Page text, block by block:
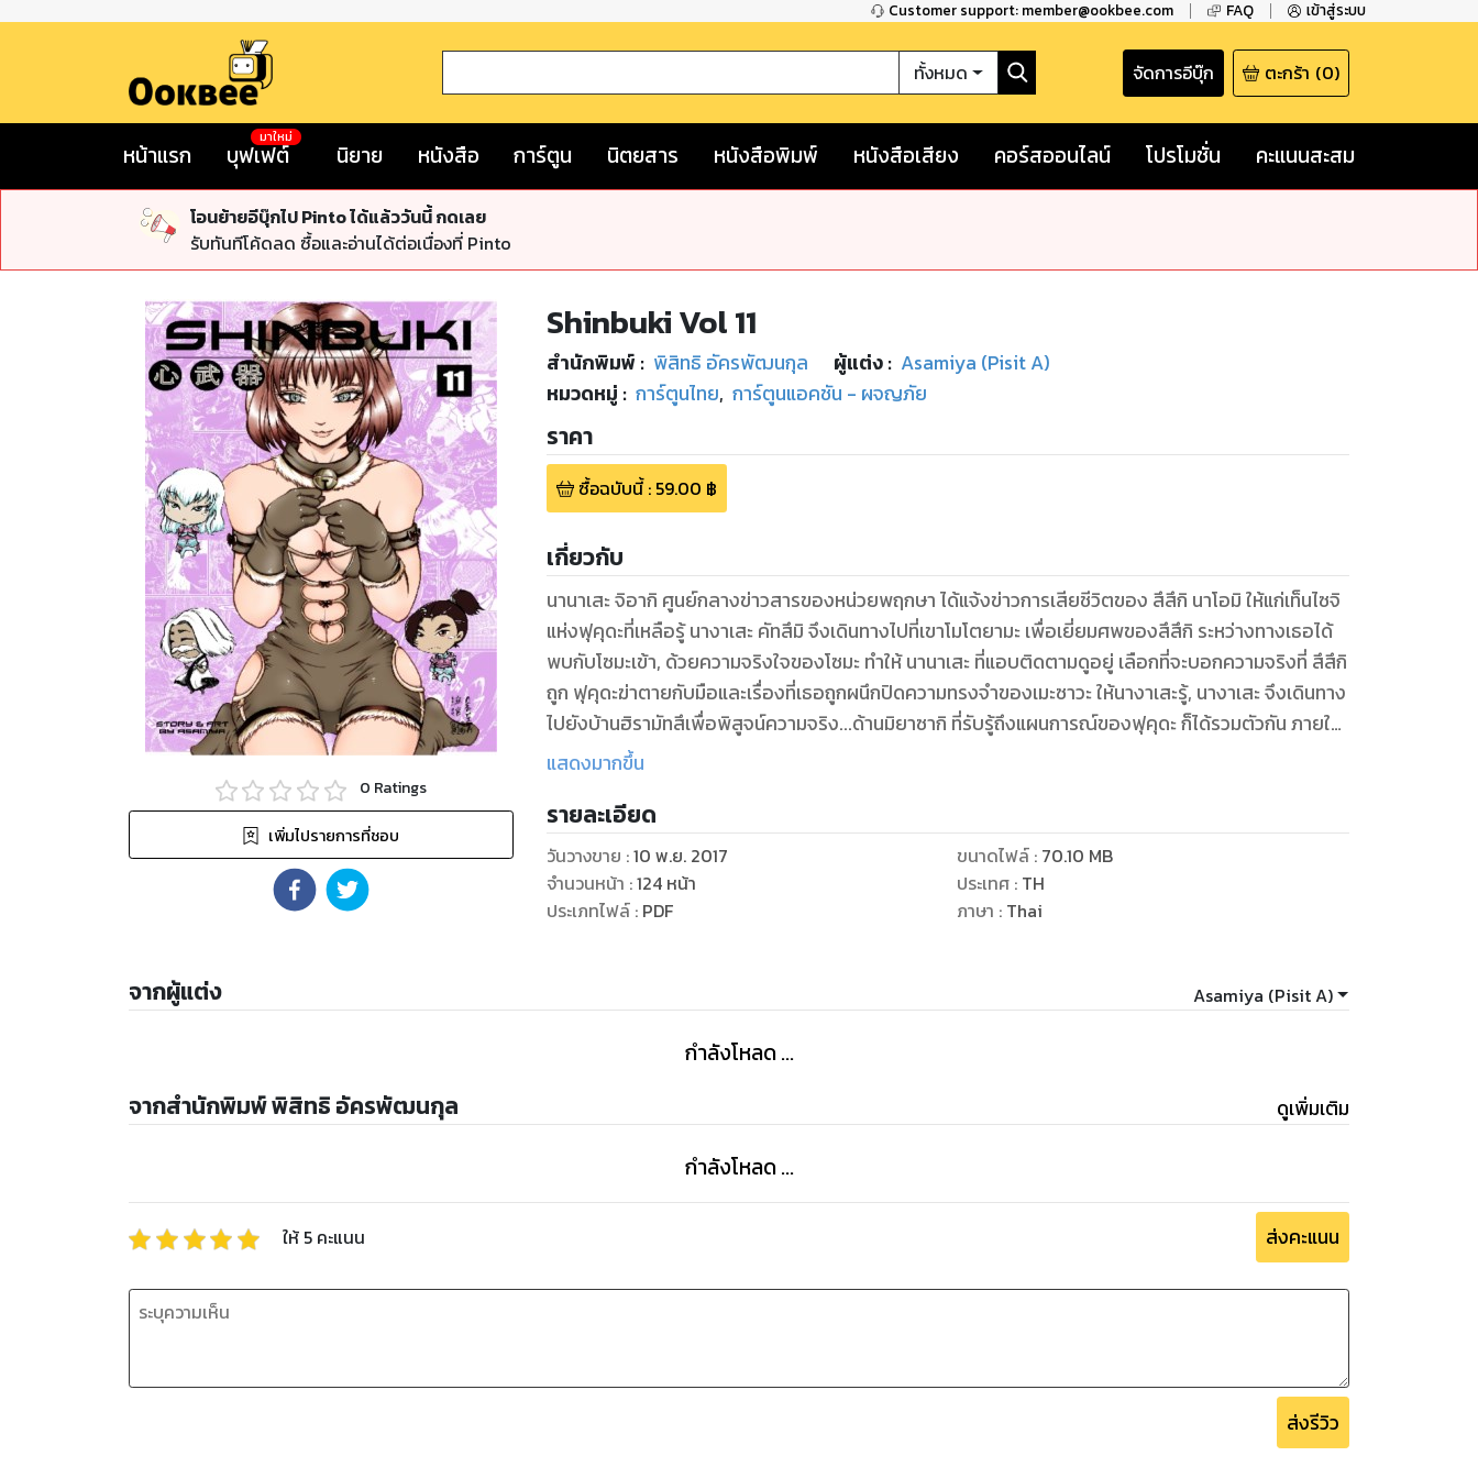
Customer support: member@ookbee.com FAQ เข้าสู่ระบบ
ทั้งหมด จัดการอีบุ๊ก ตะกร้า (0)
หน้าแรก บุฟเฟต์
มาใหม่
นิยาย หนังสือ การ์ตูน นิตยสาร หนังสือพิมพ์ หนังสือเสียง คอร์สออนไลน์ โปรโมชั่น คะแนนสะสม
โอนย้ายอีบุ๊กไป Pinto ได้แล้ววันนี้ กดเลย
รับทันทีโค้ดลด ซื้อและอ่านได้ต่อเนื่องที่ Pinto
0 Ratings
เพิ่มไปรายการที่ชอบ
Shinbuki Vol 11
สำนักพิมพ์ : พิสิทธิ อัครพัฒนกุล ผู้แต่ง : Asamiya (Pisit A)
หมวดหมู่ : การ์ตูนไทย, การ์ตูนแอคชัน - ผจญภัย
ราคา
ซื้อฉบับนี้: 59.00 ฿
เกี่ยวกับ
นานาเสะ จิอากิ ศูนย์กลางข่าวสารของหน่วยพฤกษา ได้แจ้งข่าวการเสียชีวิตของ สึสึกิ นาโอมิ ให้แก่เท็นไซจิ
แห่งฟุคุดะที่เหลือรู้ นางาเสะ คัทสึมิ จึงเดินทางไปที่เขาโมโตยามะ เพื่อเยี่ยมศพของสึสึกิ ระหว่างทางเธอได้
พบกับโซมะเข้า, ด้วยความจริงใจของโซมะ ทำให้ นานาเสะ ที่แอบติดตามดูอยู่ เลือกที่จะบอกความจริงที่ สึสึกิ
ถูก ฟุคุดะฆ่าตายกับมือและเรื่องที่เธอถูกผนึกปิดความทรงจำของเมะซาวะ ให้นางาเสะรู้, นางาเสะ จึงเดินทาง
ไปยังบ้านฮิรามัทสึเพื่อพิสูจน์ความจริง...ด้านมิยาซากิ ที่รับรู้ถึงแผนการณ์ของฟุคุดะ ก็ได้รวมตัวกัน ภายใต้
การนำของอะกิระ และเปิดฉากบุกเข้าไปยังดินแดนฟุคุดะตะวันตกทันที
แสดงมากขึ้น
รายละเอียด
วันวางขาย :10 พ.ย. 2017
จำนวนหน้า :124 หน้า
ประเภทไฟล์: PDF
ขนาดไฟล์: 70.10 MB
ประเทศ : TH
ภาษา : Thai
จากผู้แต่ง Asamiya (Pisit A)
กำลังโหลด ...
จากสำนักพิมพ์ พิสิทธิ อัครพัฒนกุล ดูเพิ่มเติม
กำลังโหลด ...
ให้ 5 คะแนน ส่งคะแนน
ส่งรีวิว